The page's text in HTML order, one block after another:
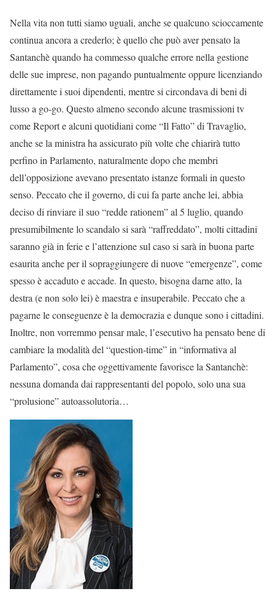
Nella vita non tutti siamo uguali, anche se qualcuno scioccamente
continua ancora a crederlo; è quello che può aver pensato la
Santanchè quando ha commesso qualche errore nella gestione
delle sue imprese, non pagando puntualmente oppure licenziando
direttamente i suoi dipendenti, mentre si circondava di beni di
lusso a go-go. Questo almeno secondo alcune trasmissioni tv
come Report e alcuni quotidiani come “Il Fatto” di Travaglio,
anche se la ministra ha assicurato più volte che chiarirà tutto
perfino in Parlamento, naturalmente dopo che membri
dell’opposizione avevano presentato istanze formali in questo
senso. Peccato che il governo, di cui fa parte anche lei, abbia
deciso di rinviare il suo “redde rationem” al 5 luglio, quando
presumibilmente lo scandalo si sarà “raffreddato”, molti cittadini
saranno già in ferie e l’attenzione sul caso si sarà in buona parte
esaurita anche per il sopraggiungere di nuove “emergenze”, come
spesso è accaduto e accade. In questo, bisogna darne atto, la
destra (e non solo lei) è maestra e insuperabile. Peccato che a
pagarne le conseguenze è la democrazia e dunque sono i cittadini.
Inoltre, non vorremmo pensar male, l’esecutivo ha pensato bene di
cambiare la modalità del “question-time” in “informativa al
Parlamento”, cosa che oggettivamente favorisce la Santanchè:
nessuna domanda dai rappresentanti del popolo, solo una sua
“prolusione” autoassolutoria…